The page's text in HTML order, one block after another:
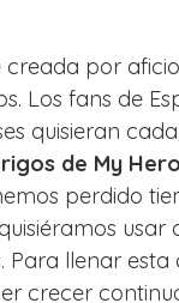
creada por
Los fans de
quisieran
de My
perdido
usar
Para llenar esta
crecer